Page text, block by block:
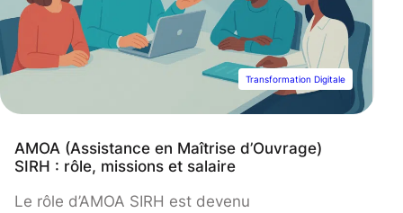
Transformation Digitale
AMOA (Assistance en Maîtrise d’Ouvrage)
SIRH : rôle, missions et salaire
Le rôle d’AMOA SIRH est devenu